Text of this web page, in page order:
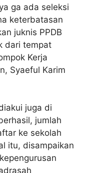
ga ada seleksi
keterbatasan
juknis PPDB
dari tempat
Kerja
Syaeful Karim
juga di
jumlah
ke sekolah
itu, disampaikan